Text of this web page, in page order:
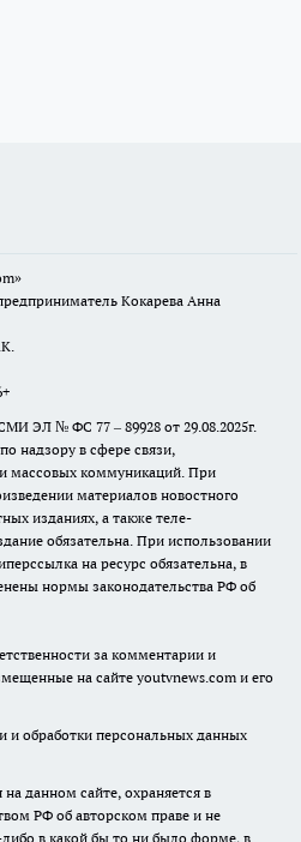
Кокарева Анна
ЭЛ № ФС 77 – 89928 от 29.08.2025г.
надзору в сфере связи,
массовых коммуникаций. При
материалов новостного
изданиях, а также теле-
обязательна. При использовании
на ресурс обязательна, в
нормы законодательства РФ об
за комментарии и
на сайте youtvnews.com и его
и обработки персональных данных
данном сайте, охраняется в
РФ об авторском праве и не
в какой бы то ни было форме, в